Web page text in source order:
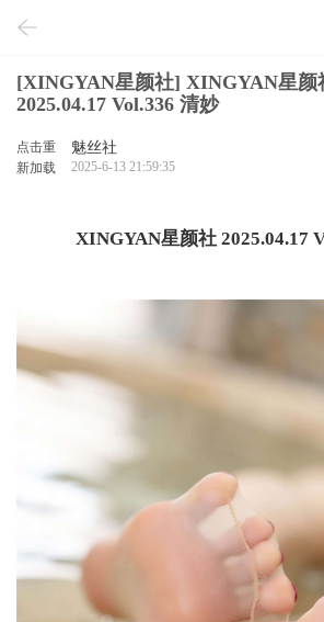
[XINGYAN星颜社] XINGYAN星颜
2025.04.17 Vol.336 清妙
点击重
新加载
魅丝社
2025-6-13 21:59:35
XINGYAN星颜社 2025.04.17